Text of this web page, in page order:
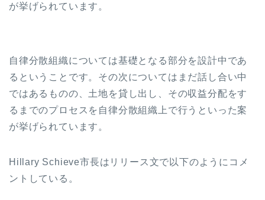
が挙げられています。
自律分散組織については基礎となる部分を設計中であ
るということです。その次についてはまだ話し合い中
ではあるものの、土地を貸し出し、その収益分配をす
るまでのプロセスを自律分散組織上で行うといった案
が挙げられています。
Hillary Schieve市長はリリース文で以下のようにコメ
ントしている。